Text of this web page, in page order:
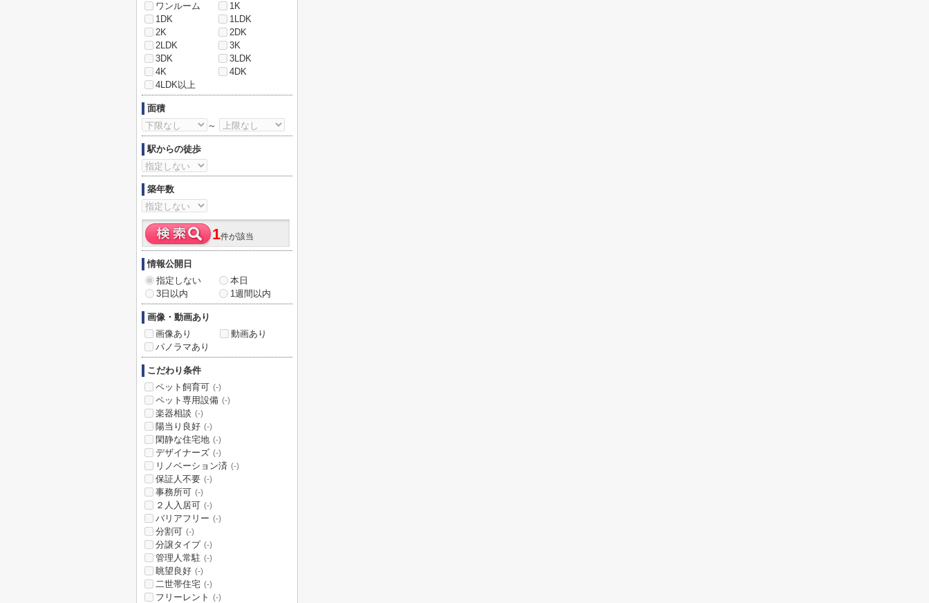
ワンルーム
1K
1DK
1LDK
2K
2DK
2LDK
3K
3DK
3LDK
4K
4DK
4LDK以上
面積
～
駅からの徒歩
築年数
1件が該当
情報公開日
指定しない
本日
3日以内
1週間以内
画像・動画あり
画像あり
動画あり
パノラマあり
こだわり条件
ペット飼育可 (-)
ペット専用設備 (-)
楽器相談 (-)
陽当り良好 (-)
閑静な住宅地 (-)
デザイナーズ (-)
リノベーション済 (-)
保証人不要 (-)
事務所可 (-)
２人入居可 (-)
バリアフリー (-)
分割可 (-)
分譲タイプ (-)
管理人常駐 (-)
眺望良好 (-)
二世帯住宅 (-)
フリーレント (-)